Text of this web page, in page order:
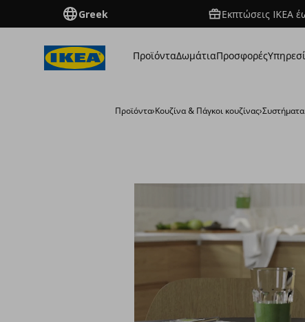
Greek Εκπτώσεις IKEA
ΠροϊόνταΔωμάτιαΠροσφορές
Προϊόντα›Κουζίνα & Πάγκοι κουζίνας›